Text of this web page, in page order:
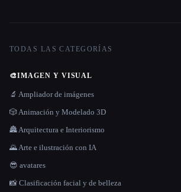
TODAS LAS CATEGORÍAS
🎨IMAGEN Y VISUAL
🔬 Ampliador de imágenes
🎲 Animación y Modelado 3D
🏯 Arquitectura e Interiorismo
🌄 Arte e ilustración con IA
😎 avatares
📸 Clasificación facial y de belleza